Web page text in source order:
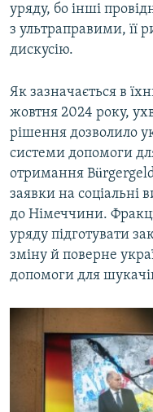
уряду, бо інші
з ультраправими, її
дискусію.
Як зазначається в
жовтня 2024 року,
рішення дозволило
системи допомоги
отримання
заявки на соціальні
до Німеччини.
уряду підготувати
зміну й поверне
допомоги для